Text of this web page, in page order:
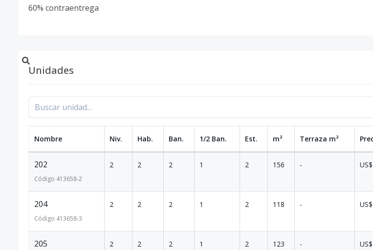
60% contraentrega
Unidades
Nombre Niv. Hab. Ban. 1/2 Ban. Est. m² Terraza m²
202
Código 413658-2
2 2 2 1 2 156 -
204
Código 413658-3
2 2 2 1 2 118 -
205 2 2 2 1 2 123 -